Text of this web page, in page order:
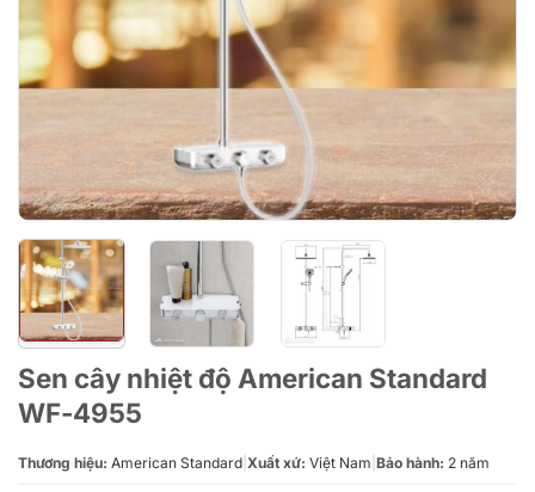
Sen cây nhiệt độ American Standard
WF-4955
Thương hiệu: American Standard Xuất xứ: Việt Nam Bảo hành: 2 năm